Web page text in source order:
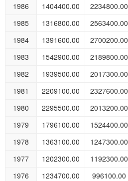
1986
1404400.00 2234800.00
1985
1316800.00 2563400.00
1984
1391600.00 2700200.00
1983
1542900.00 2189800.00
1982
1939500.00 2017300.00
1981
2209100.00 2327600.00
1980
2295500.00 2013200.00
1979
1796100.00 1524400.00
1978
1363100.00 1247300.00
1977
1202300.00 1192300.00
1976
1234700.00 996100.00